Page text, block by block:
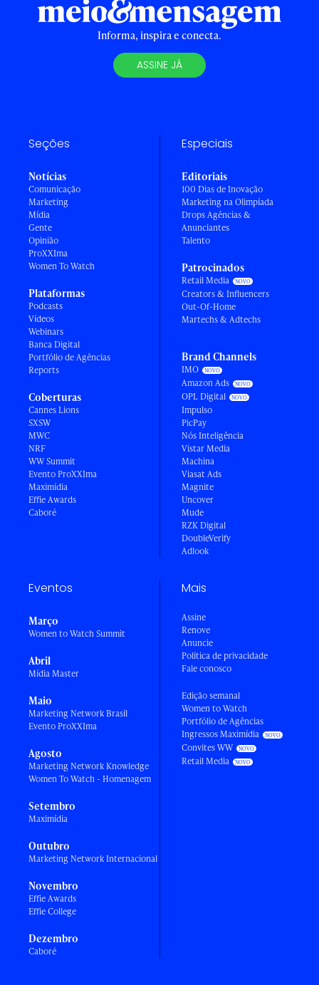
Informa, inspira e conecta.
ASSINE JÁ
Seções
Notícias
Comunicação
Marketing
Mídia
Gente
Opinião
ProXXIma
Women To Watch
Plataformas
Podcasts
Vídeos
Webinars
Banca Digital
Portfólio de Agências
Reports
Coberturas
Cannes Lions
SXSW
MWC
NRF
WW Summit
Evento ProXXIma
Maximídia
Effie Awards
Caboré
Especiais
Editoriais
100 Dias de Inovação
Marketing na Olimpíada
Drops Agências &
Anunciantes
Talento
Patrocinados
Retail Media
Creators & Influencers
Out-Of-Home
Martechs & Adtechs
Brand Channels
IMO
Amazon Ads
OPL Digital
Impulso
PicPay
Nós Inteligência
Vistar Media
Machina
Viasat Ads
Magnite
Uncover
Mude
RZK Digital
DoubleVerify
Adlook
Eventos
Março
Women to Watch Summit
Abril
Mídia Master
Maio
Marketing Network Brasil
Evento ProXXIma
Agosto
Marketing Network Knowledge
Women To Watch - Homenagem
Setembro
Maximídia
Outubro
Marketing Network Internacional
Novembro
Effie Awards
Effie College
Dezembro
Caboré
Mais
Assine
Renove
Anuncie
Política de privacidade
Fale conosco
Edição semanal
Women to Watch
Portfólio de Agências
Ingressos Maximídia
Convites WW
Retail Media